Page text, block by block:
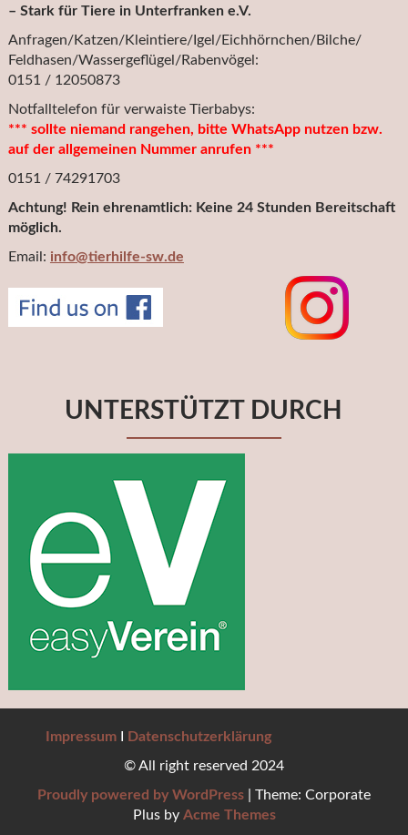
– Stark für Tiere in Unterfranken e.V.
Anfragen/Katzen/Kleintiere/Igel/Eichhörnchen/Bilche/
Feldhasen/Wassergeflügel/Rabenvögel:
0151 / 12050873
Notfalltelefon für verwaiste Tierbabys:
*** sollte niemand rangehen, bitte WhatsApp nutzen bzw.
auf der allgemeinen Nummer anrufen ***
0151 / 74291703
Achtung! Rein ehrenamtlich: Keine 24 Stunden Bereitschaft
möglich.
Email: info@tierhilfe-sw.de
UNTERSTÜTZT DURCH
Impressum
Datenschutzerklärung
© All right reserved 2024
Proudly powered by WordPress
Theme: Corporate
Plus by Acme Themes